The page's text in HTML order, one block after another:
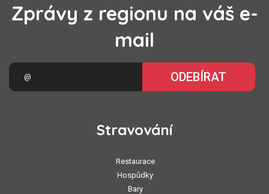
Zprávy z regionu na váš e-
mail
ODEBÍRAT
Stravování
Restaurace
Hospůdky
Bary